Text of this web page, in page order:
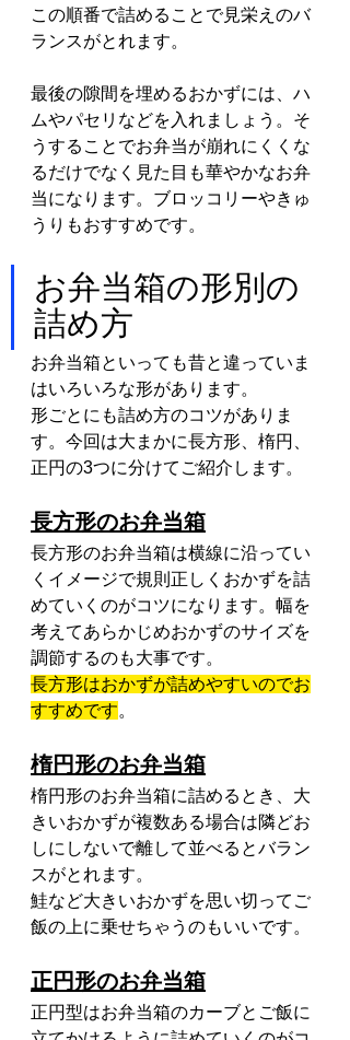
この順番で詰めることで見栄えのバ
ランスがとれます。
最後の隙間を埋めるおかずには、ハ
ムやパセリなどを入れましょう。そ
うすることでお弁当が崩れにくくな
るだけでなく見た目も華やかなお弁
当になります。ブロッコリーやきゅ
うりもおすすめです。
お弁当箱の形別の
詰め方
お弁当箱といっても昔と違っていま
はいろいろな形があります。
形ごとにも詰め方のコツがありま
す。今回は大まかに長方形、楕円、
正円の3つに分けてご紹介します。
長方形のお弁当箱
長方形のお弁当箱は横線に沿ってい
くイメージで規則正しくおかずを詰
めていくのがコツになります。幅を
考えてあらかじめおかずのサイズを
調節するのも大事です。
長方形はおかずが詰めやすいのでお
すすめです。
楕円形のお弁当箱
楕円形のお弁当箱に詰めるとき、大
きいおかずが複数ある場合は隣どお
しにしないで離して並べるとバラン
スがとれます。
鮭など大きいおかずを思い切ってご
飯の上に乗せちゃうのもいいです。
正円形のお弁当箱
正円型はお弁当箱のカーブとご飯に